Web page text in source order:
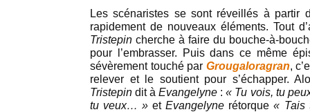
Les scénaristes se sont réveillés à partir
rapidement de nouveaux éléments. Tout
Tristepin cherche à faire du bouche-à-
pour l’embrasser. Puis dans ce même
sévèrement touché par Grougaloragran,
relever et le soutient pour s’échapper.
Tristepindit àEvangelyne :« Tu vois, tu
tu veux… » etEvangelyne rétorque« Tais